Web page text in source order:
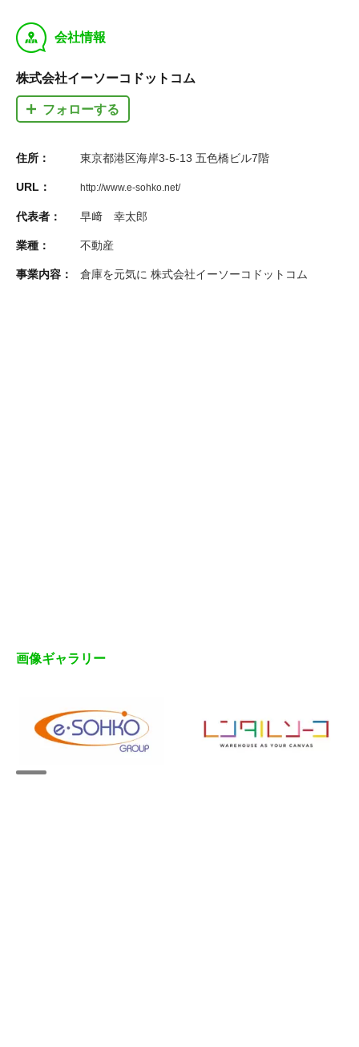
y 会社情報
株式会社イーソーコドットコム
フォローする
住所： 東京都港区海岸3-5-13 五色橋ビル7階
URL： http://www.e-sohko.net/
代表者： 早﨑 幸太郎
業種： 不動産
事業内容： 倉庫を元気に 株式会社イーソーコドットコム
画像ギャラリー